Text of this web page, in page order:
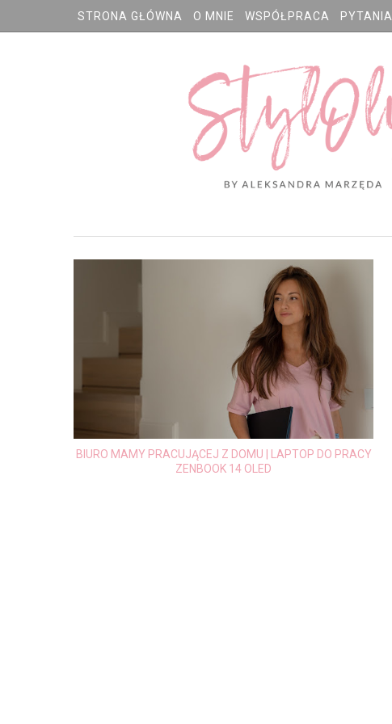
STRONA GŁÓWNA O MNIE WSPÓŁPRACA PYTANIA
WYJAZD DO STOLICY MODY - MEDIOLAN + JEZIORO
COMO Z MODOWEJ LISTY MARZEŃ